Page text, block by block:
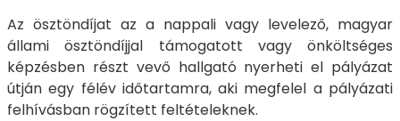
Az ösztöndíjat az a nappali vagy levelező, magyar
állami ösztöndíjjal támogatott vagy önköltséges
képzésben részt vevő hallgató nyerheti el pályázat
útján egy félév időtartamra, aki megfelel a pályázati
felhívásban rögzített feltételeknek.